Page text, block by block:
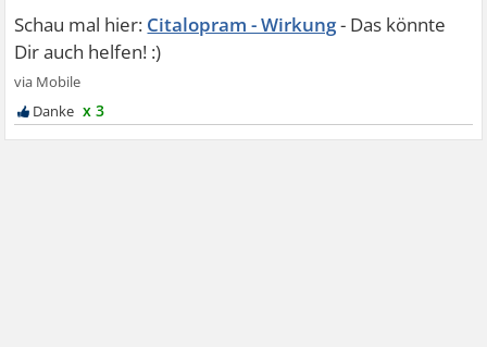
Citalopram - Wirkung
x 3